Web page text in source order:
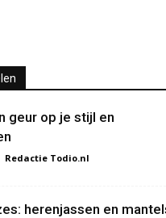
geur op je stijl en
Redactie Todio.nl
herenjassen en